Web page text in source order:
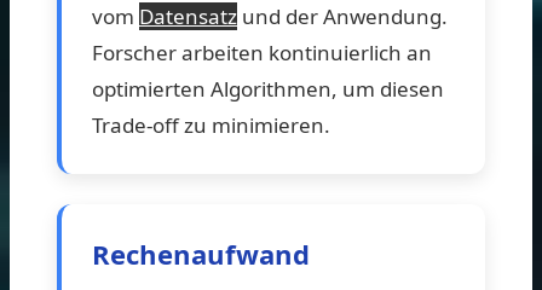
vom Datensatz und der Anwendung.
Forscher arbeiten kontinuierlich an
optimierten Algorithmen, um diesen
Trade-off zu minimieren.
Rechenaufwand